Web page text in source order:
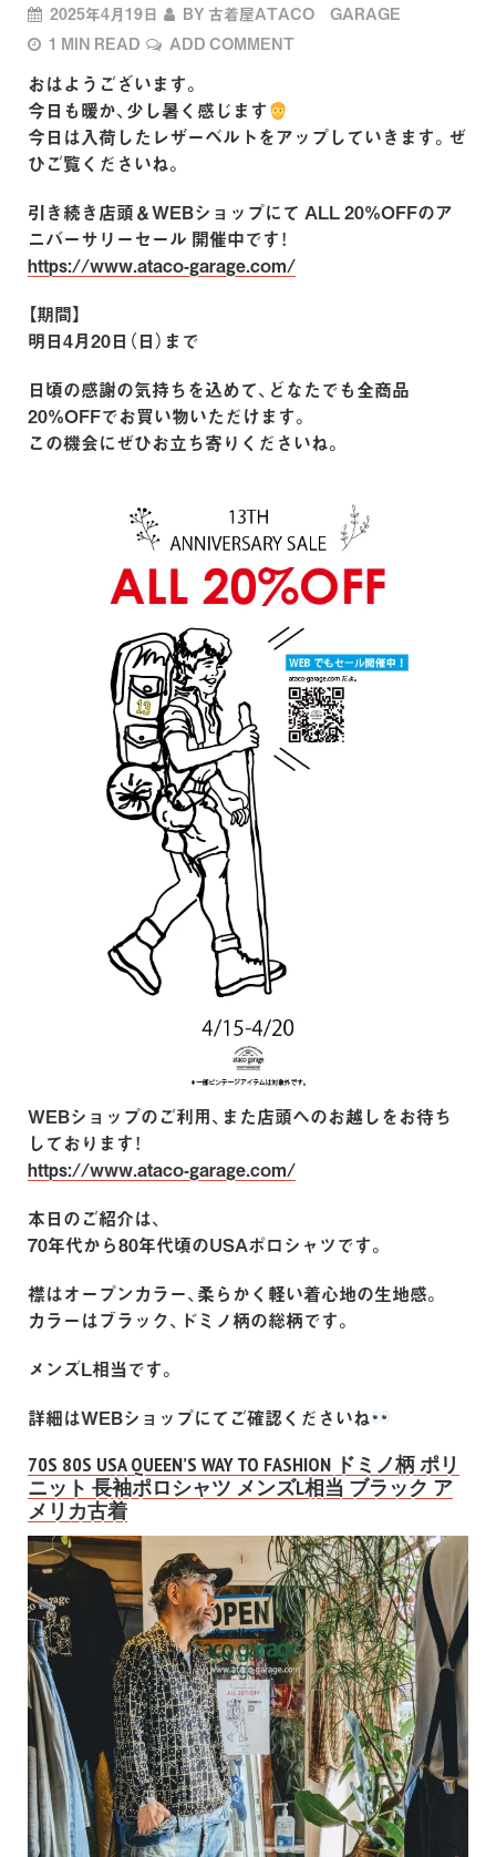
2025年4月19日 BY 古着屋ATACO GARAGE
1 MIN READ
ADD COMMENT
おはようございます。
今日も暖か、少し暑く感じます
今日は入荷したレザーベルトをアップしていきます。ぜ
ひご覧くださいね。
引き続き店頭＆WEBショップにて ALL 20%OFFのア
ニバーサリーセール 開催中です！
https://www.ataco-garage.com/
【期間】
明日4月20日（日）まで
日頃の感謝の気持ちを込めて、どなたでも全商品
20%OFFでお買い物いただけます。
この機会にぜひお立ち寄りくださいね。
WEBショップのご利用、また店頭へのお越しをお待ち
しております！
https://www.ataco-garage.com/
本日のご紹介は、
70年代から80年代頃のUSAポロシャツです。
襟はオープンカラー、柔らかく軽い着心地の生地感。
カラーはブラック、ドミノ柄の総柄です。
メンズL相当です。
詳細はWEBショップにてご確認くださいね
70S 80S USA QUEEN’S WAY TO FASHION ドミノ柄 ポリ
ニット 長袖ポロシャツ メンズL相当 ブラック ア
メリカ古着